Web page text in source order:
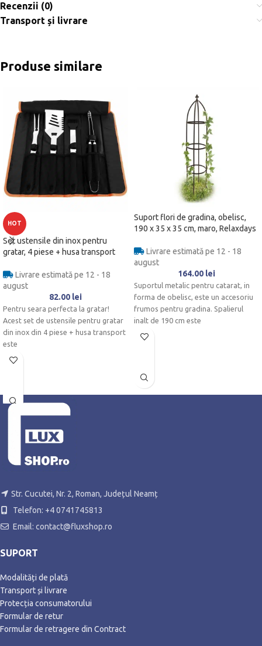
Recenzii (0)
Transport și livrare
Produse similare
HOT
Set ustensile din inox pentru
gratar, 4 piese + husa transport
Livrare estimată pe 12 - 18
august
82.00 lei
Pentru seara perfecta la gratar!
Acest set de ustensile pentru gratar
din inox din 4 piese + husa transport
este
Suport flori de gradina, obelisc,
190 x 35 x 35 cm, maro, Relaxdays
Livrare estimată pe 12 - 18
august
164.00 lei
Suportul metalic pentru catarat, in
forma de obelisc, este un accesoriu
frumos pentru gradina. Spalierul
inalt de 190 cm este
Str. Cucutei, Nr. 2, Roman, Județul Neamț
Telefon: +4 0741745813
Email: contact@fluxshop.ro
SUPORT
Modalități de plată
Transport și livrare
Protecția consumatorului
Formular de retur
Formular de retragere din Contract